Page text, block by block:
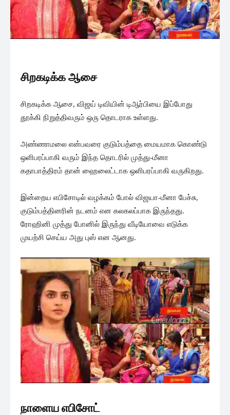
சிறகடிக்க ஆசை
சிறகடிக்க ஆசை, விஜய் டிவியின் டிஆர்பியை இப்போது
தூக்கி நிறுத்திவரும் ஒரு தொடராக உள்ளது.
அண்ணாமலை என்பவரை குடும்பத்தை மையமாக கொண்டு
ஒளிபரப்பாகி வரும் இந்த தொடரில் முத்து-மீனா
கதாபாத்திரம் தான் ஹைலைட்டாக ஒளிபரப்பாகி வருகிறது.
இன்றைய எபிசோடில் வழக்கம் போல் விஜயா-மீனா பேச்சு,
குடும்பத்தினரின் நடனம் என கலகலப்பாக இருந்தது.
ரோஹினி முத்து போனில் இருந்து வீடியோவை எடுக்க
முயற்சி செய்ய அது புஸ் என ஆனது.
நாளைய எபிசோட்